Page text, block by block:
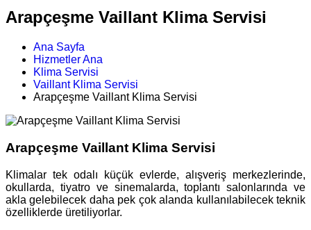
Arapçeşme Vaillant Klima Servisi
Ana Sayfa
Hizmetler Ana
Klima Servisi
Vaillant Klima Servisi
Arapçeşme Vaillant Klima Servisi
Arapçeşme Vaillant Klima Servisi
Klimalar tek odalı küçük evlerde, alışveriş merkezlerinde,
okullarda, tiyatro ve sinemalarda, toplantı salonlarında ve
akla gelebilecek daha pek çok alanda kullanılabilecek teknik
özelliklerde üretiliyorlar.